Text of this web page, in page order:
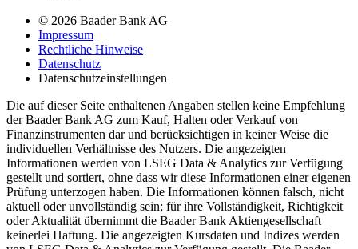
© 2026 Baader Bank AG
Impressum
Rechtliche Hinweise
Datenschutz
Datenschutzeinstellungen
Die auf dieser Seite enthaltenen Angaben stellen keine Empfehlung
der Baader Bank AG zum Kauf, Halten oder Verkauf von
Finanzinstrumenten dar und berücksichtigen in keiner Weise die
individuellen Verhältnisse des Nutzers. Die angezeigten
Informationen werden von LSEG Data & Analytics zur Verfügung
gestellt und sortiert, ohne dass wir diese Informationen einer eigenen
Prüfung unterzogen haben. Die Informationen können falsch, nicht
aktuell oder unvollständig sein; für ihre Vollständigkeit, Richtigkeit
oder Aktualität übernimmt die Baader Bank Aktiengesellschaft
keinerlei Haftung. Die angezeigten Kursdaten und Indizes werden